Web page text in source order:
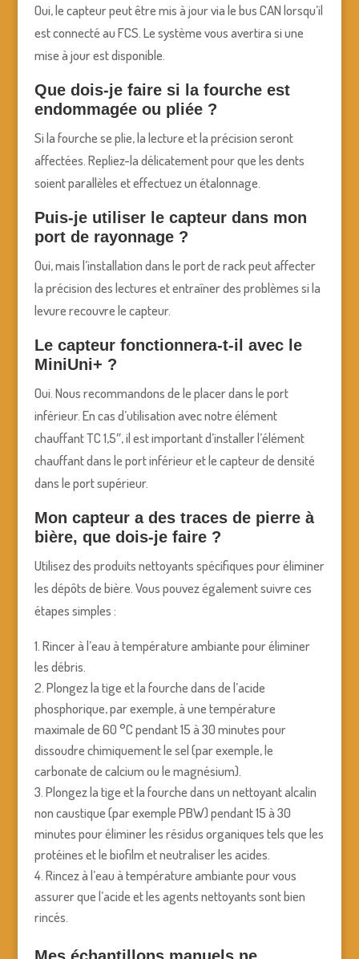
Oui, le capteur peut être mis à jour via le bus CAN lorsqu’il
est connecté au FCS. Le système vous avertira si une
mise à jour est disponible.
Que dois-je faire si la fourche est
endommagée ou pliée ?
Si la fourche se plie, la lecture et la précision seront
affectées. Repliez-la délicatement pour que les dents
soient parallèles et effectuez un étalonnage.
Puis-je utiliser le capteur dans mon
port de rayonnage ?
Oui, mais l’installation dans le port de rack peut affecter
la précision des lectures et entraîner des problèmes si la
levure recouvre le capteur.
Le capteur fonctionnera-t-il avec le
MiniUni+ ?
Oui. Nous recommandons de le placer dans le port
inférieur. En cas d’utilisation avec notre élément
chauffant TC 1,5″, il est important d’installer l’élément
chauffant dans le port inférieur et le capteur de densité
dans le port supérieur.
Mon capteur a des traces de pierre à
bière, que dois-je faire ?
Utilisez des produits nettoyants spécifiques pour éliminer
les dépôts de bière. Vous pouvez également suivre ces
étapes simples :
Rincer à l’eau à température ambiante pour éliminer
les débris.
Plongez la tige et la fourche dans de l’acide
phosphorique, par exemple, à une température
maximale de 60 °C pendant 15 à 30 minutes pour
dissoudre chimiquement le sel (par exemple, le
carbonate de calcium ou le magnésium).
Plongez la tige et la fourche dans un nettoyant alcalin
non caustique (par exemple PBW) pendant 15 à 30
minutes pour éliminer les résidus organiques tels que les
protéines et le biofilm et neutraliser les acides.
Rincez à l’eau à température ambiante pour vous
assurer que l’acide et les agents nettoyants sont bien
rincés.